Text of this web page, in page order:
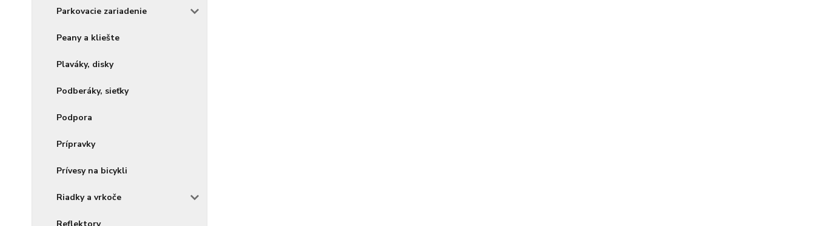
Parkovacie zariadenie
Peany a kliešte
Plaváky, disky
Podberáky, sieťky
Podpora
Prípravky
Prívesy na bicykli
Riadky a vrkoče
Reflektory